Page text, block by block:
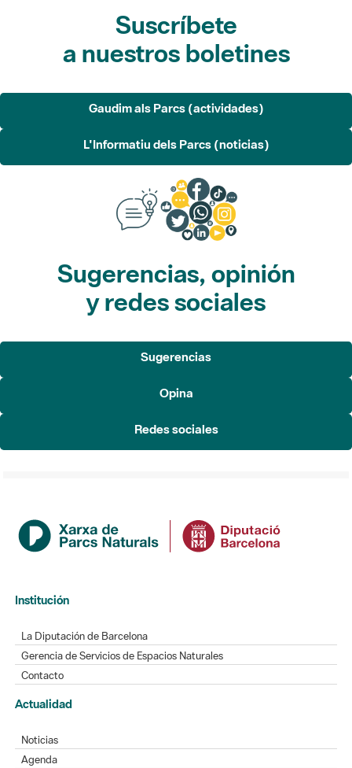
Suscríbete
a nuestros boletines
Gaudim als Parcs (actividades)
L'Informatiu dels Parcs (noticias)
Sugerencias, opinión
y redes sociales
Sugerencias
Opina
Redes sociales
Institución
La Diputación de Barcelona
Gerencia de Servicios de Espacios Naturales
Contacto
Actualidad
Noticias
Agenda